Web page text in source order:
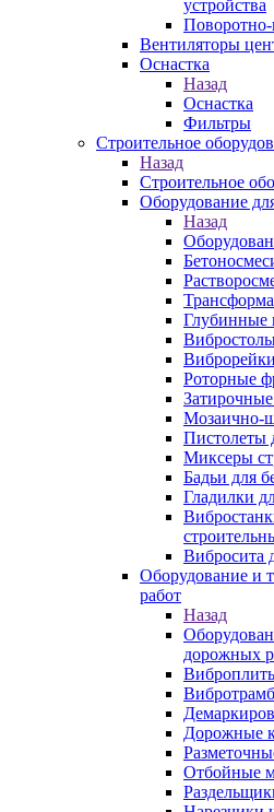
устройства
Вентиляторы
Оснастка
Назад
Оснастка
Фильтры
Строительное
Назад
Строительное
Оборудование
Назад
Глубинные
Виброрейки
Роторные
Мозаично-
Пистолеты
Миксеры
Бадьи для
Гладилки
Вибросита
Оборудование и
работ
Назад
дорожных
Дорожные
Отбойные